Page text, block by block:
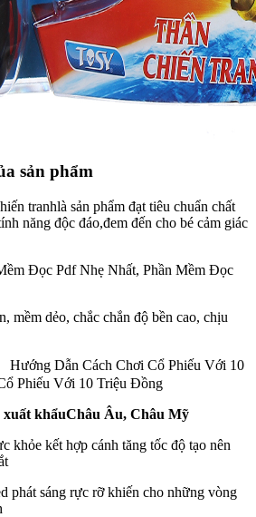
sản phẩm
tranhlà sản phẩm đạt tiêu chuẩn chất
năng độc đáo,đem đến cho bé cảm giác
Đọc Pdf Nhẹ Nhất, Phần Mềm Đọc
mềm dẻo, chắc chắn độ bền cao, chịu
Hướng Dẫn Cách Chơi Cổ Phiếu Với 10
Phiếu Với 10 Triệu Đồng
xuất khẩuChâu Âu, Châu Mỹ
khỏe kết hợp cánh tăng tốc độ tạo nên
phát sáng rực rỡ khiến cho những vòng